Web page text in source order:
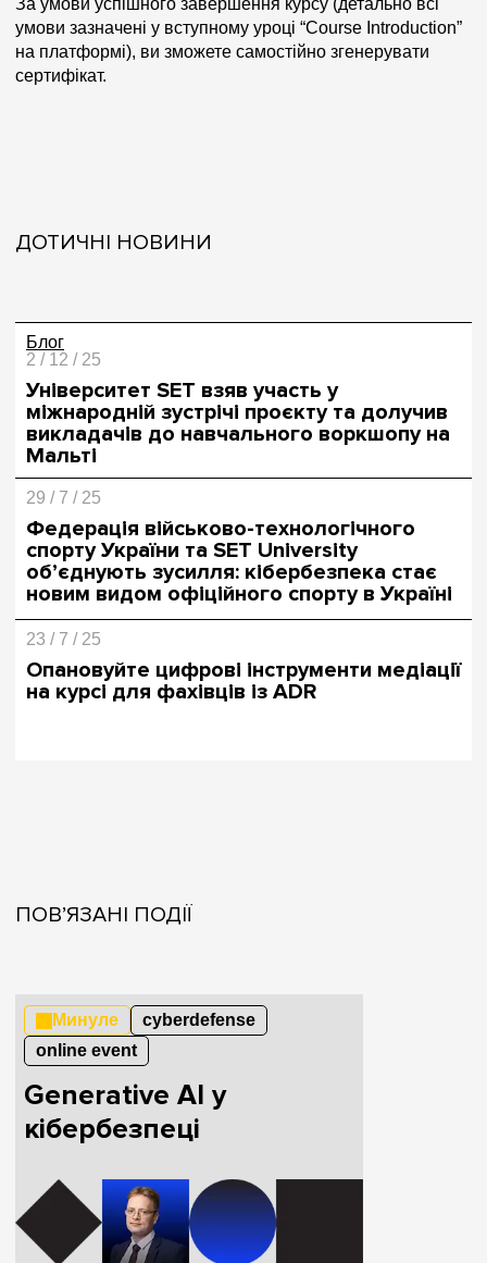
За умови успішного завершення курсу (детально всі
умови зазначені у вступному уроці “Course Introduction”
на платформі), ви зможете самостійно згенерувати
сертифікат.
ДОТИЧНІ НОВИНИ
Блог
2 / 12 / 25
Університет SET взяв участь у
міжнародній зустрічі проєкту та долучив
викладачів до навчального воркшопу на
Мальті
29 / 7 / 25
Федерація військово-технологічного
спорту України та SET University
об’єднують зусилля: кібербезпека стає
новим видом офіційного спорту в Україні
23 / 7 / 25
Опановуйте цифрові інструменти медіації
на курсі для фахівців із ADR
ПОВ’ЯЗАНІ ПОДІЇ
Минуле
cyberdefense
online event
Generative АІ у
кібербезпеці